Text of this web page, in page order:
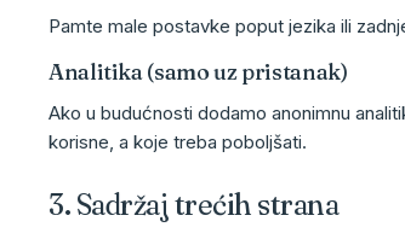
Pamte male postavke poput jezika ili
Analitika (samo uz pristanak)
Ako u budućnosti dodamo anonimnu
korisne, a koje treba poboljšati.
3. Sadržaj trećih strana